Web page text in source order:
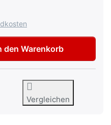
Roststabilisator
den Warenkorb
Vergleichen